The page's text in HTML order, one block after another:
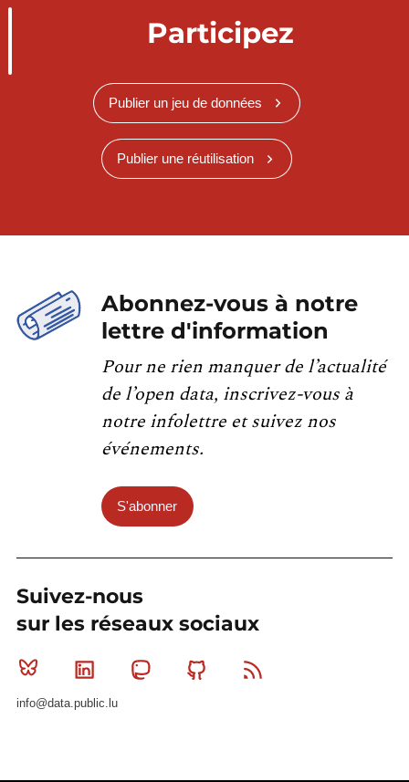
Participez
Publier un jeu de données
Publier une réutilisation
Abonnez-vous à notre
lettre d'information
Pour ne rien manquer de l’actualité
de l’open data, inscrivez-vous à
notre infolettre et suivez nos
événements.
S'abonner
Suivez-nous
sur les réseaux sociaux
Bluesky Linkedin MastodonGithub
info@data.public.lu